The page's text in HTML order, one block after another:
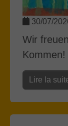
30/07/
Wir
Kommen!
Lire la